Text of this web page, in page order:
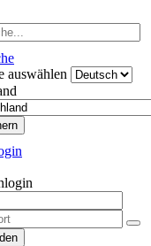
auswählen